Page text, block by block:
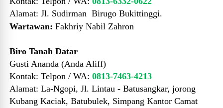
Alamat:Jl. Sudirman Birugo Bukittinggi.
Wartawan:Fakhriy Nabil Zahron
Biro Tanah Datar
Gusti Ananda (Anda Aliff)
Kontak: Telpon / WA:0813-7463-4213
Alamat:La-Ngopi, Jl. Lintau - Batusangkar, jorong
Kubang Kaciak, Batubulek, Simpang Kantor Camat